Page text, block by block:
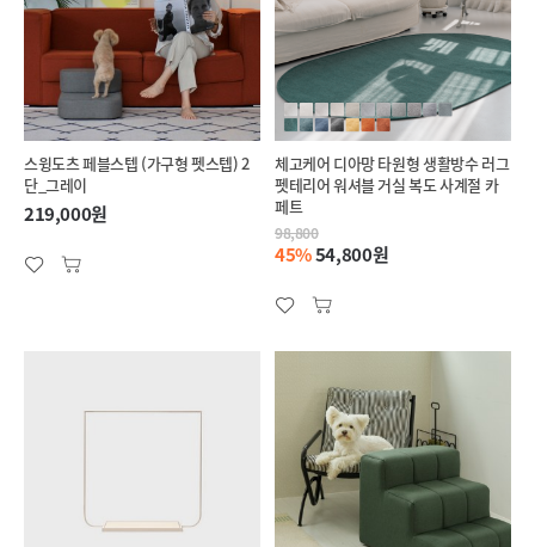
스윙도츠 페블스텝 (가구형 펫스텝) 2
단_그레이
219,000원
체고케어 디아망 타원형 생활방수 러그
펫테리어 워셔블 거실 복도 사계절 카
페트
98,800
45%54,800원